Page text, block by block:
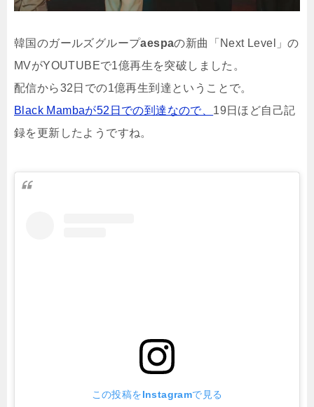
韓国のガールズグループaespaの新曲「Next Level」の
MVがYOUTUBEで1億再生を突破しました。
配信から32日での1億再生到達ということで。
Black Mambaが52日での到達なので、 19日ほど自己記
録を更新したようですね。
この投稿をInstagramで見る